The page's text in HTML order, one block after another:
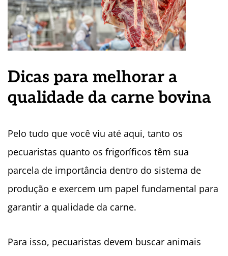
Dicas para melhorar a
qualidade da carne bovina
Pelo tudo que você viu até aqui, tanto os
pecuaristas quanto os frigoríficos têm sua
parcela de importância dentro do sistema de
produção e exercem um papel fundamental para
garantir a qualidade da carne.
Para isso, pecuaristas devem buscar animais